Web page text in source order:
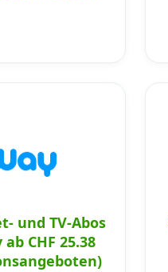
und TV-Abos
CHF 25.38